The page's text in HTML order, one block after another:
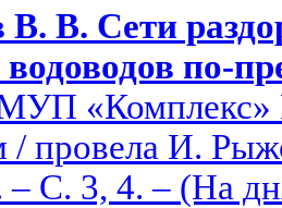
В. Сети
по-
«Комплекс»
провела И.
С. 3, 4. – (На